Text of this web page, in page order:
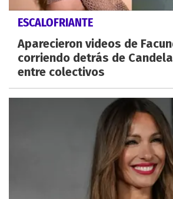
ESCALOFRIANTE
Aparecieron videos de
corriendo detrás de
entre colectivos